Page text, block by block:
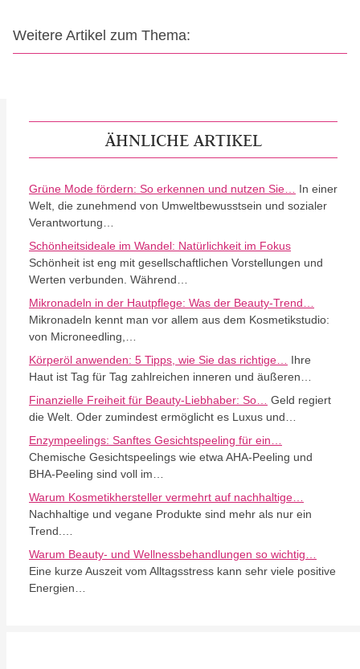
Weitere Artikel zum Thema:
ÄHNLICHE ARTIKEL
Grüne Mode fördern: So erkennen und nutzen Sie…
In einer
Welt, die zunehmend von Umweltbewusstsein und sozialer
Verantwortung…
Schönheitsideale im Wandel: Natürlichkeit im Fokus
Schönheit ist eng mit gesellschaftlichen Vorstellungen und
Werten verbunden. Während…
Mikronadeln in der Hautpflege: Was der Beauty-Trend…
Mikronadeln kennt man vor allem aus dem Kosmetikstudio:
von Microneedling,…
Körperöl anwenden: 5 Tipps, wie Sie das richtige…
Ihre
Haut ist Tag für Tag zahlreichen inneren und äußeren…
Finanzielle Freiheit für Beauty-Liebhaber: So…
Geld regiert
die Welt. Oder zumindest ermöglicht es Luxus und…
Enzympeelings: Sanftes Gesichtspeeling für ein…
Chemische Gesichtspeelings wie etwa AHA-Peeling und
BHA-Peeling sind voll im…
Warum Kosmetikhersteller vermehrt auf nachhaltige…
Nachhaltige und vegane Produkte sind mehr als nur ein
Trend.…
Warum Beauty- und Wellnessbehandlungen so wichtig…
Eine kurze Auszeit vom Alltagsstress kann sehr viele positive
Energien…